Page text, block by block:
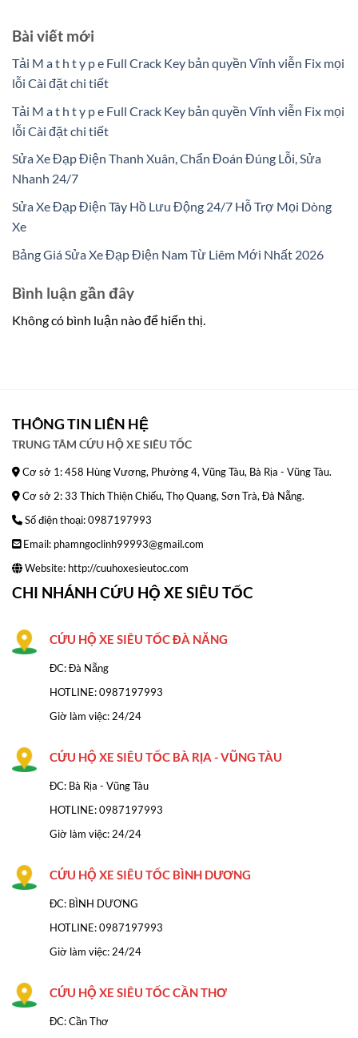
Bài viết mới
Tải M a t h t y p e Full Crack Key bản quyền Vĩnh viễn Fix mọi
lỗi Cài đặt chi tiết
Tải M a t h t y p e Full Crack Key bản quyền Vĩnh viễn Fix mọi
lỗi Cài đặt chi tiết
Sửa Xe Đạp Điện Thanh Xuân, Chẩn Đoán Đúng Lỗi, Sửa
Nhanh 24/7
Sửa Xe Đạp Điện Tây Hồ Lưu Động 24/7 Hỗ Trợ Mọi Dòng
Xe
Bảng Giá Sửa Xe Đạp Điện Nam Từ Liêm Mới Nhất 2026
Bình luận gần đây
Không có bình luận nào để hiển thị.
THÔNG TIN LIÊN HỆ
TRUNG TÂM CỨU HỘ XE SIÊU TỐC
Cơ sở 1: 458 Hùng Vương, Phường 4, Vũng Tàu, Bà Rịa - Vũng Tàu.
Cơ sở 2: 33 Thích Thiện Chiếu, Thọ Quang, Sơn Trà, Đà Nẵng.
Số điện thoại: 0987197993
Email: phamngoclinh99993@gmail.com
Website: http://cuuhoxesieutoc.com
CHI NHÁNH CỨU HỘ XE SIÊU TỐC
CỨU HỘ XE SIÊU TỐC ĐÀ NĂNG
ĐC: Đà Nẵng
HOTLINE:0987197993
Giờ làm việc: 24/24
CỨU HỘ XE SIÊU TỐC BÀ RỊA - VŨNG TÀU
ĐC: Bà Rịa - Vũng Tàu
HOTLINE: 0987197993
Giờ làm việc: 24/24
CỨU HỘ XE SIÊU TỐC BÌNH DƯƠNG
ĐC: BÌNH DƯƠNG
HOTLINE: 0987197993
Giờ làm việc: 24/24
CỨU HỘ XE SIÊU TỐC CẦN THƠ
ĐC: Cần Thơ